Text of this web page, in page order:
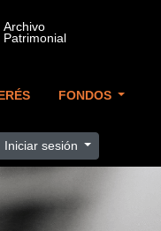
FONDOS
Iniciar sesión